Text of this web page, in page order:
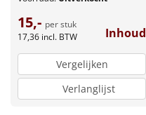
15,- per stuk
17,36 incl. BTW Inhoud
Vergelijken
Verlanglijst